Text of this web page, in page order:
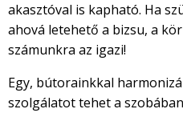
akasztóval is kapható. Ha
ahová letehető a bizsu, a
számunkra az igazi!
Egy, bútorainkkal
szolgálatot tehet a